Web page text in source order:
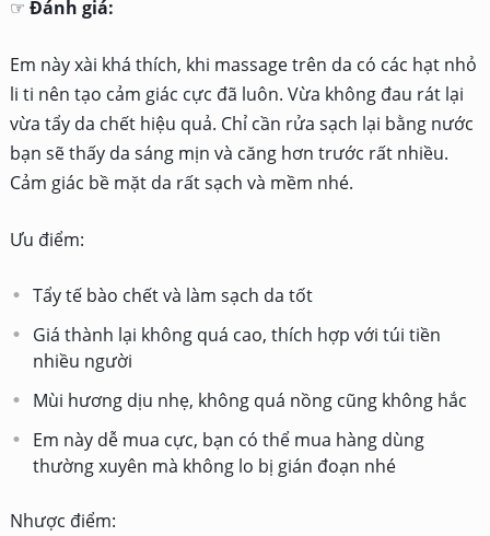
☞ Đánh giá:
Em này xài khá thích, khi massage trên da có các hạt nhỏ
li ti nên tạo cảm giác cực đã luôn. Vừa không đau rát lại
vừa tẩy da chết hiệu quả. Chỉ cần rửa sạch lại bằng nước
bạn sẽ thấy da sáng mịn và căng hơn trước rất nhiều.
Cảm giác bề mặt da rất sạch và mềm nhé.
Ưu điểm:
Tẩy tế bào chết và làm sạch da tốt
Giá thành lại không quá cao, thích hợp với túi tiền
nhiều người
Mùi hương dịu nhẹ, không quá nồng cũng không hắc
Em này dễ mua cực, bạn có thể mua hàng dùng
thường xuyên mà không lo bị gián đoạn nhé
Nhược điểm: